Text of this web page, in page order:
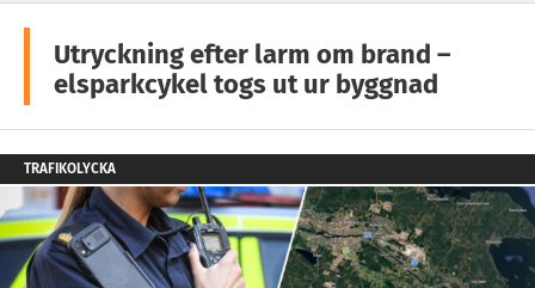
Utryckning efter larm om brand –
elsparkcykel togs ut ur byggnad
TRAFIKOLYCKA